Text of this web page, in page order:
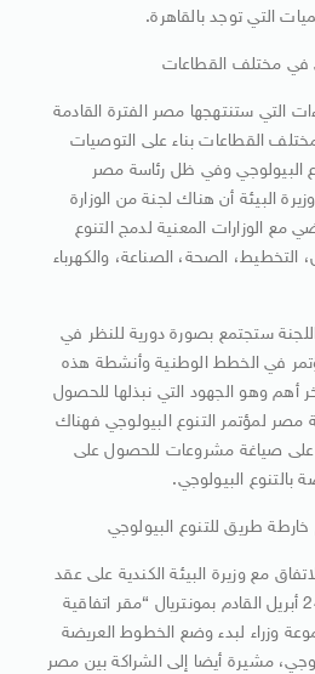
التي توجد بالقاهرة.
في مختلف القطاعات
التي ستنتهجها مصر الفترة القادمة
القطاعات بناء على التوصيات
البيولوجي وفي ظل رئاسة مصر
البيئة أن هناك لجنة من الوزارة
مع الوزارات المعنية لدمج التنوع
التخطيط، الصحة، الصناعة، والكهرباء
ستجتمع بصورة دورية للنظر في
في الخطط الوطنية وأنشطة هذه
أهم وهو الجهود التي نبذلها للحصول
مصر لمؤتمر التنوع البيولوجي فهناك
على صياغة مشروعات للحصول على
بالتنوع البيولوجي.
طريق للتنوع البيولوجي
مع وزيرة البيئة الكندية على عقد
اجتماع رفيع المستوى في 24 أبريل القادم بمونتريال “مقر اتفاقية
وزراء لبدء وضع الخطوط العريضة
مشيرة أيضا إلى الشراكة بين مصر